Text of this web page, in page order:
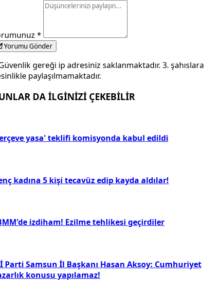
*
Yorumu Gönder
gereği ip adresiniz saklanmaktadır. 3. şahıslara
paylaşılmamaktadır.
DA İLGİNİZİ ÇEKEBİLİR
yasa' teklifi komisyonda kabul edildi
kadına 5 kişi tecavüz edip kayda aldılar!
izdiham! Ezilme tehlikesi geçirdiler
Parti Samsun İl Başkanı Hasan Aksoy: Cumhuriyet
konusu yapılamaz!